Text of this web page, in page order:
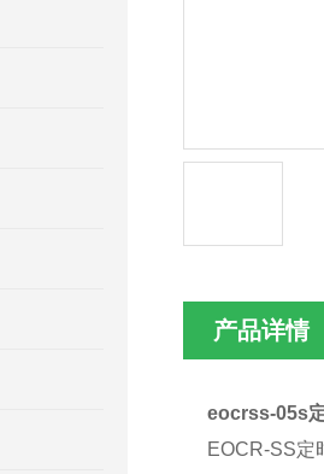
产品详情
eocrss-05s
EOCR-SS定